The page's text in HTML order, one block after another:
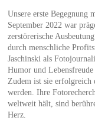
Unsere erste Begegnung
September 2022 war
zerstörerische
durch menschliche
Jaschinski als
Humor und Lebensfreude
Zudem ist sie erfolgreich
werden. Ihre
weltweit hält, sind
Herz.